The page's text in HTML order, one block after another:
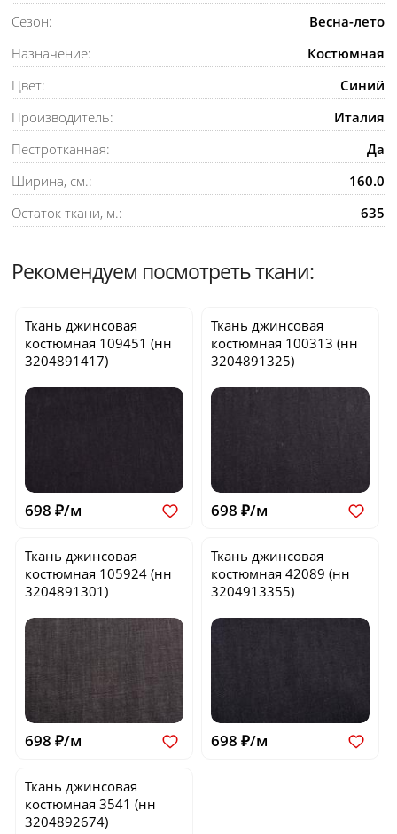
Сезон:
Весна-лето
Назначение:
Костюмная
Цвет:
Синий
Производитель:
Италия
Пестротканная:
Да
Ширина, см.:
160.0
Остаток ткани, м.:
635
Рекомендуем посмотреть ткани:
Ткань джинсовая
костюмная 109451 (нн
3204891417)
698 ₽/м
Ткань джинсовая
костюмная 100313 (нн
3204891325)
698 ₽/м
Ткань джинсовая
костюмная 105924 (нн
3204891301)
698 ₽/м
Ткань джинсовая
костюмная42089 (нн
3204913355)
698 ₽/м
Ткань джинсовая
костюмная3541 (нн
3204892674)